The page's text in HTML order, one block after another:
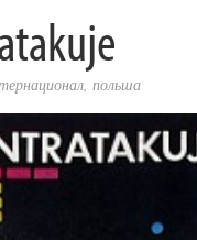
, польша